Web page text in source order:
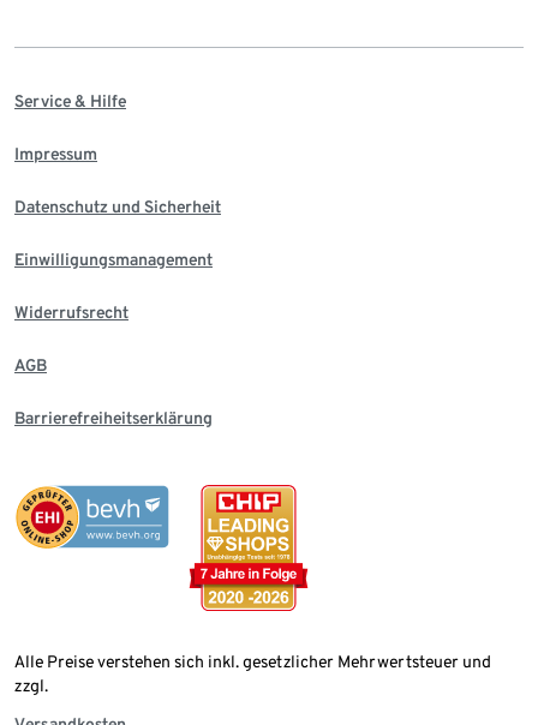
Service & Hilfe
Impressum
Datenschutz und Sicherheit
Einwilligungsmanagement
Widerrufsrecht
AGB
Barrierefreiheitserklärung
Alle Preise verstehen sich inkl. gesetzlicher Mehrwertsteuer und
zzgl.